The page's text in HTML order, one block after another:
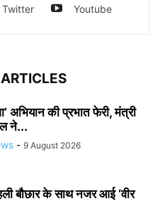
Twitter Youtube
अभियान की प्रभात फेरी, मंत्री
ने...
- 9 August 2026
बौछार के साथ नजर आई ‘वीर